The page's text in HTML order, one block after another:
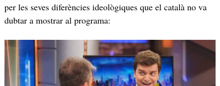
per les seves diferències ideològiques que el català no va
dubtar a mostrar al programa: